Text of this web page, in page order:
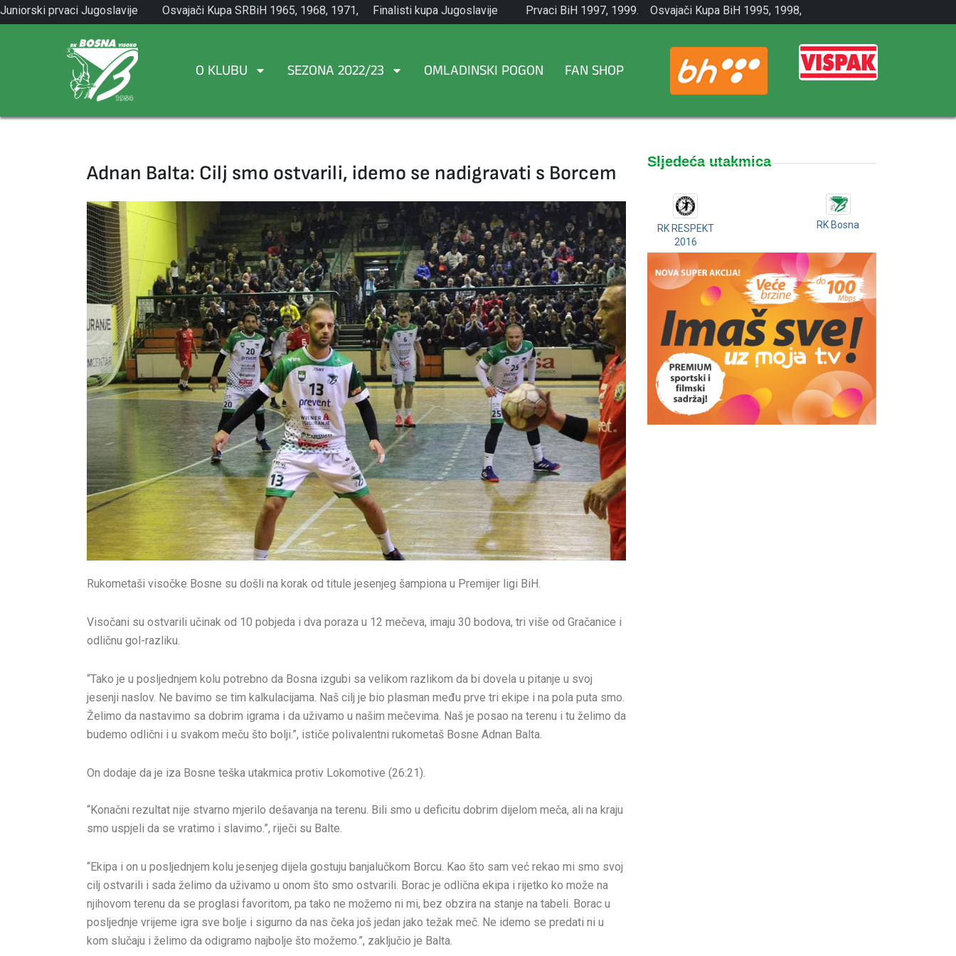
Skip
to
Juniorski prvaci Jugoslavije
1971.
Osvajači Kupa SRBiH 1965, 1968, 1971,
1982.
Finalisti kupa Jugoslavije
1965.
Prvaci BiH 1997, 1999.
Osvajači Kupa BiH 1995, 1998,
2001.
O KLUBU SEZONA 2022/23 OMLADINSKI POGON FAN SHOP
Adnan Balta: Cilj smo ostvarili, idemo se nadigravati s Borcem
Rukometaši visočke Bosne su došli na korak od titule jesenjeg šampiona u Premijer ligi BiH.
Visočani su ostvarili učinak od 10 pobjeda i dva poraza u 12 mečeva, imaju 30 bodova, tri više od Gračanice i
odličnu gol-razliku.
“Tako je u posljednjem kolu potrebno da Bosna izgubi sa velikom razlikom da bi dovela u pitanje u svoj
jesenji naslov. Ne bavimo se tim kalkulacijama. Naš cilj je bio plasman među prve tri ekipe i na pola puta smo.
Želimo da nastavimo sa dobrim igrama i da uživamo u našim mečevima. Naš je posao na terenu i tu želimo da
budemo odlični i u svakom meču što bolji.”, ističe polivalentni rukometaš Bosne Adnan Balta.
On dodaje da je iza Bosne teška utakmica protiv Lokomotive (26:21).
“Konačni rezultat nije stvarno mjerilo dešavanja na terenu. Bili smo u deficitu dobrim dijelom meča, ali na kraju
smo uspjeli da se vratimo i slavimo.”, riječi su Balte.
“Ekipa i on u posljednjem kolu jesenjeg dijela gostuju banjalučkom Borcu. Kao što sam već rekao mi smo svoj
cilj ostvarili i sada želimo da uživamo u onom što smo ostvarili. Borac je odlična ekipa i rijetko ko može na
njihovom terenu da se proglasi favoritom, pa tako ne možemo ni mi, bez obzira na stanje na tabeli. Borac u
posljednje vrijeme igra sve bolje i sigurno da nas čeka još jedan jako težak meč. Ne idemo se predati ni u
kom slučaju i želimo da odigramo najbolje što možemo.”, zaključio je Balta.
Sljedeća utakmica
RK RESPEKT
2016
RK Bosna